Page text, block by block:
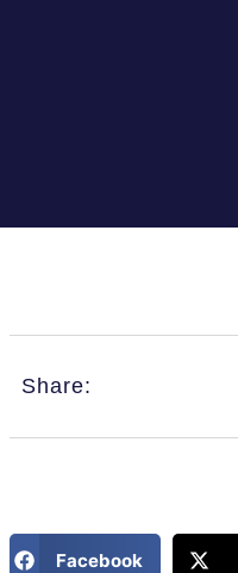
Share:
Facebook